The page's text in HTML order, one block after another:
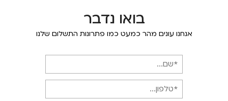
בואו נדבר
אנחנו עונים מהר כמעט כמו פתרונות התשלום שלנו